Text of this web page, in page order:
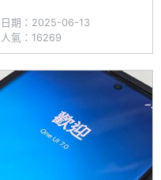
Galaxy S23 Ultra 不僅擁有不
過時的外型設計，還配備 10 倍
光學的長焦鏡頭，更被《SOGI
手機王》網友票選為 2024 年
「最佳長銷旗艦手機」。究竟
日期：2025-06-13
人氣：16269